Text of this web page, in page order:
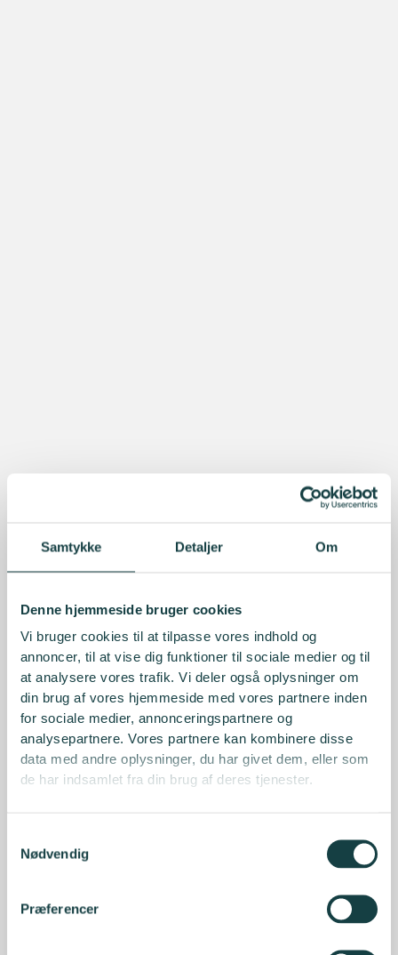
Samtykke Detaljer Om
Denne hjemmeside bruger cookies
Vi bruger cookies til at tilpasse vores indhold og
annoncer, til at vise dig funktioner til sociale medier og til
at analysere vores trafik. Vi deler også oplysninger om
din brug af vores hjemmeside med vores partnere inden
for sociale medier, annonceringspartnere og
analysepartnere. Vores partnere kan kombinere disse
data med andre oplysninger, du har givet dem, eller som
de har indsamlet fra din brug af deres tjenester.
Nødvendig
Præferencer